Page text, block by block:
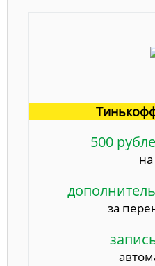
500
на
за